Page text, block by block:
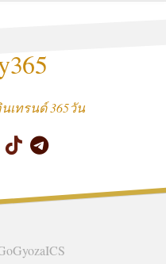
เทรนด์ 365วัน